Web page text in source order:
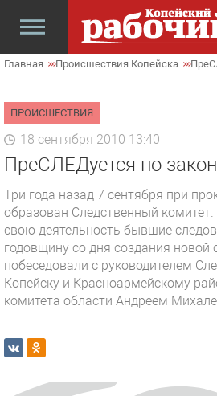
Главная Происшествия Копейска
ПРОИСШЕСТВИЯ
18 сентября 2010 13:40
ПреСЛЕДуется по
Три года назад 7 сентября при
образован Следственный комитет.
свою деятельность бывшие
годовщину со дня создания новой
побеседовали с руководителем
Копейску и Красноармейскому
комитета области Андреем